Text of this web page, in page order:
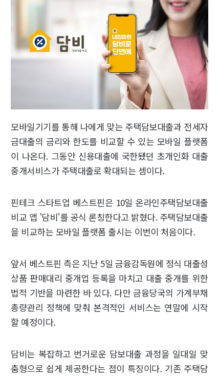
모바일기기를 통해 나에게 맞는 주택담보대출과 전세자
금대출의 금리와 한도를 비교할 수 있는 모바일 플랫폼
이 나온다. 그동안 신용대출에 국한됐던 초개인화 대출
중개서비스가 주택대출로 확대되는 셈이다.
핀테크 스타트업 베스트핀은 10일 온라인주택담보대출
비교 앱 '담비'를 공식 론칭한다고 밝혔다. 주택담보대출
을 비교하는 모바일 플랫폼 출시는 이번이 처음이다.
앞서 베스트핀 측은 지난 5일 금융감독원에 정식 대출성
상품 판매대리 중개업 등록을 마치고 대출 중개를 위한
법적 기반을 마련한 바 있다. 다만 금융당국의 가계부채
총량관리 정책에 맞춰 본격적인 서비스는 연말에 시작
할 예정이다.
담비는 복잡하고 번거로운 담보대출 과정을 일대일 맞
춤형으로 쉽게 제공한다는 점이 특징이다. 기존 주택담